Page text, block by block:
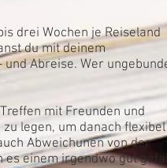
drei Wochen je Reiseland
du mit deinem
und Abreise. Wer
mit Freunden und
legen, um danach
Abweichunen von der
es einem irgendwo gut